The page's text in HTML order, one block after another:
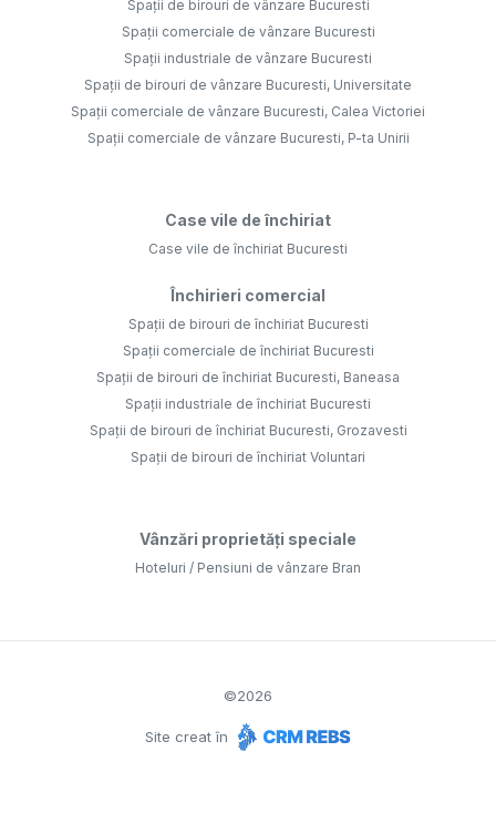
Spații de birouri de vânzare Bucuresti
Spații comerciale de vânzare Bucuresti
Spații industriale de vânzare Bucuresti
Spații de birouri de vânzare Bucuresti, Universitate
Spații comerciale de vânzare Bucuresti, Calea Victoriei
Spații comerciale de vânzare Bucuresti, P-ta Unirii
Case vile de închiriat
Case vile de închiriat Bucuresti
Închirieri comercial
Spații de birouri de închiriat Bucuresti
Spații comerciale de închiriat Bucuresti
Spații de birouri de închiriat Bucuresti, Baneasa
Spații industriale de închiriat Bucuresti
Spații de birouri de închiriat Bucuresti, Grozavesti
Spații de birouri de închiriat Voluntari
Vânzări proprietăți speciale
Hoteluri / Pensiuni de vânzare Bran
©2026
Site creat în